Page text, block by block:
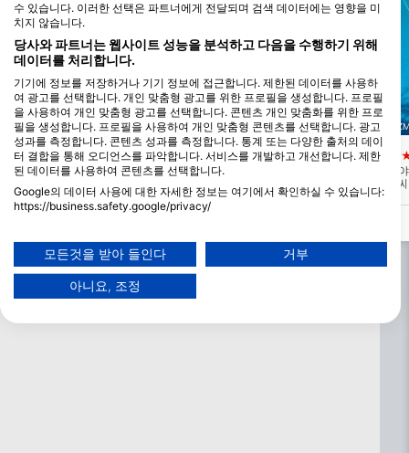
BLUEGATE DIVERS KARABURUN, 35100 IZMIR
Alaybey Batigi(★4.7)
Alaybey 페리는 인공 암초가 된 다이빙 장
는 킹피쉬와 도미 무리의 고향이었습니다.
밧줄을 잘 보면 오징어 알을 볼 수 있습니다.
EGESUB FREEDIVING, 35930
Egesub Freediving
맑은 물은 최대 35m의 시
습니다. 여름철 수온은 섭
섭씨 18도입니다. 모든 레
이곳에서 프리다이빙 훈련
있습니다.
수 있습니다. 이러한 선택은 파트너에게 전달되며 검색 데이터에는 영향을 미
치지 않습니다.
당사와 파트너는 웹사이트 성능을 분석하고 다음을 수행하기 위해
데이터를 처리합니다.
기기에 정보를 저장하거나 기기 정보에 접근합니다. 제한된 데이터를 사용하
여 광고를 선택합니다. 개인 맞춤형 광고를 위한 프로필을 생성합니다. 프로필
을 사용하여 개인 맞춤형 광고를 선택합니다. 콘텐츠 개인 맞춤화를 위한 프로
필을 생성합니다. 프로필을 사용하여 개인 맞춤형 콘텐츠를 선택합니다. 광고
성과를 측정합니다. 콘텐츠 성과를 측정합니다. 통계 또는 다양한 출처의 데이
터 결합을 통해 오디언스를 파악합니다. 서비스를 개발하고 개선합니다. 제한
된 데이터를 사용하여 콘텐츠를 선택합니다.
Google의 데이터 사용에 대한 자세한 정보는 여기에서 확인하실 수 있습니다:
https://business.safety.google/privacy/
귀하의 동의와 cookie 정책은 이 웹사이트/앱에만 적용됩니다.
파트너 목록 보기 (1 IAB 벤더)
당사는 귀하의 데이터를 다음 목적으로 사용합니다:
모든것을 받아 들인다 거부
아니요, 조정